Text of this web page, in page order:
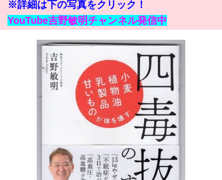
※詳細は下の写真をクリック！
YouTube吉野敏明チャンネル発信中